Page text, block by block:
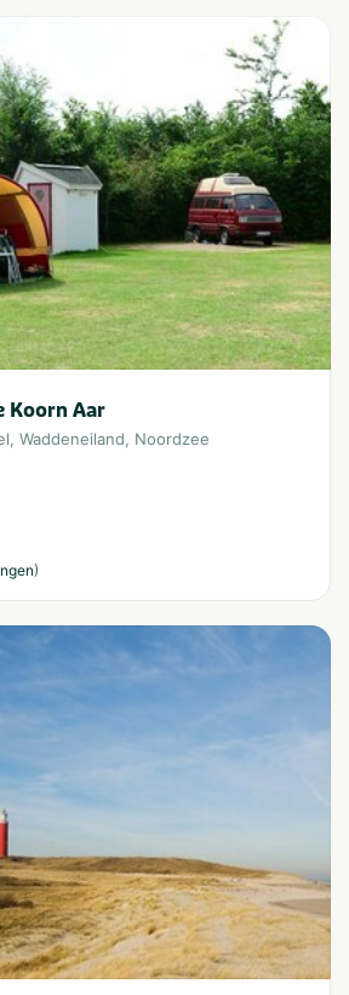
Koorn Aar
, Waddeneiland, Noordzee
)